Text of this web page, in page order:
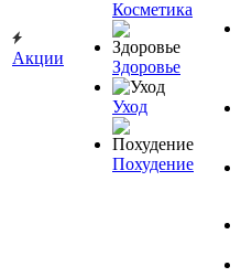
Акции
Косметика
Здоровье
Уход
Похудение